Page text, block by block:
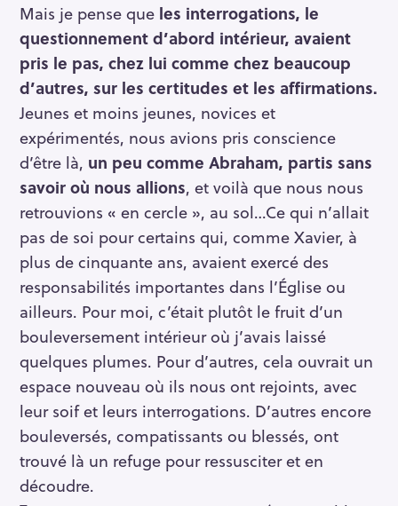
Mais je pense que les interrogations, le
questionnement d’abord intérieur, avaient
pris le pas, chez lui comme chez beaucoup
d’autres, sur les certitudes et les affirmations.
Jeunes et moins jeunes, novices et
expérimentés, nous avions pris conscience
d’être là, un peu comme Abraham, partis sans
savoir où nous allions, et voilà que nous nous
retrouvions « en cercle », au sol…Ce qui n’allait
pas de soi pour certains qui, comme Xavier, à
plus de cinquante ans, avaient exercé des
responsabilités importantes dans l’Église ou
ailleurs. Pour moi, c’était plutôt le fruit d’un
bouleversement intérieur où j’avais laissé
quelques plumes. Pour d’autres, cela ouvrait un
espace nouveau où ils nous ont rejoints, avec
leur soif et leurs interrogations. D’autres encore
bouleversés, compatissants ou blessés, ont
trouvé là un refuge pour ressusciter et en
découdre.